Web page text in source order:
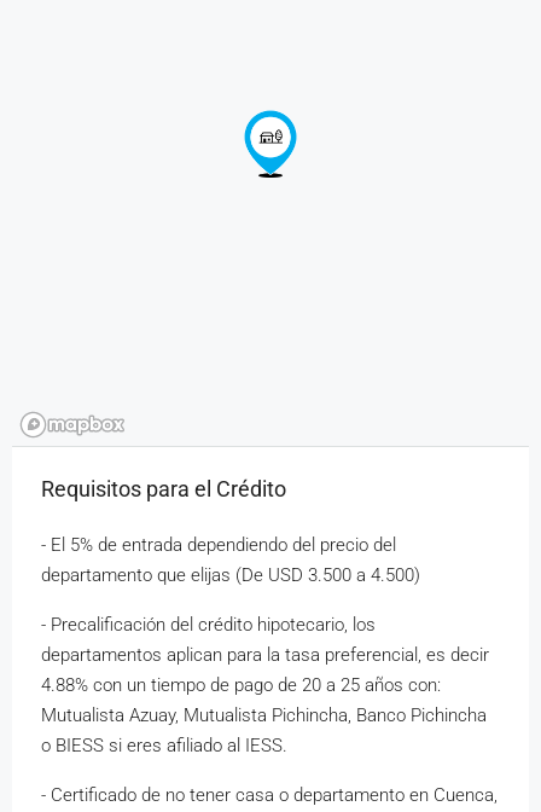
Requisitos para el Crédito
- El 5% de entrada dependiendo del precio del
departamento que elijas (De USD 3.500 a 4.500)
- Precalificación del crédito hipotecario, los
departamentos aplican para la tasa preferencial, es decir
4.88% con un tiempo de pago de 20 a 25 años con:
Mutualista Azuay, Mutualista Pichincha, Banco Pichincha
o BIESS si eres afiliado al IESS.
- Certificado de no tener casa o departamento en Cuenca,